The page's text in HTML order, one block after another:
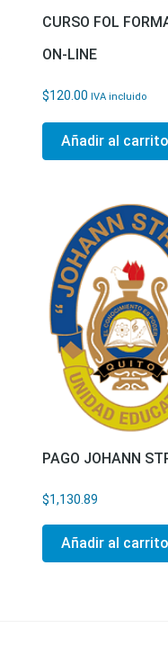
CURSO FOL
ON-LINE
$120.00 IVA incluido
Añadir al carrito
PAGO JOHANN
$1,130.89
Añadir al carrito